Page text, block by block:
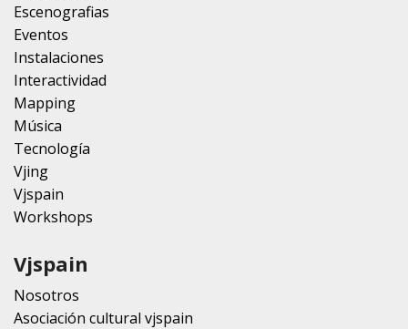
Escenografias
Eventos
Instalaciones
Interactividad
Mapping
Música
Tecnología
Vjing
Vjspain
Workshops
Vjspain
Nosotros
Asociación cultural vjspain